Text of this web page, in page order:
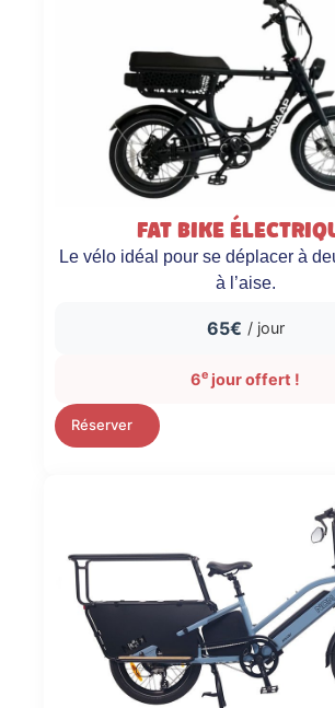
Fat bike
Le vélo idéal pour se déplacer à
à l’aise.
65€ / jour
6e jour offert !
Réserver